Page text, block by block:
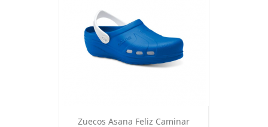
Zuecos Asana Feliz Caminar